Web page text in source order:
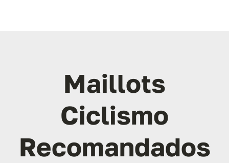
Maillots
Ciclismo
Recomandados